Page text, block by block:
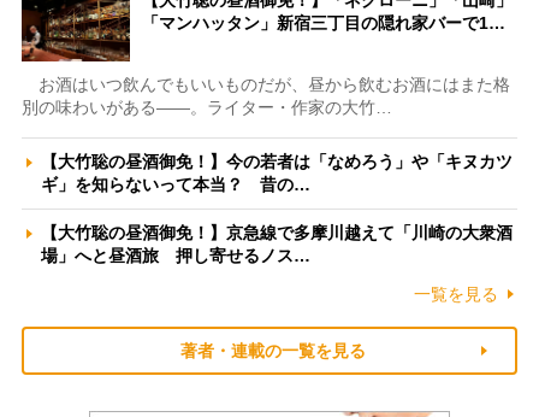
「マンハッタン」新宿三丁目の隠れ家バーで1…
お酒はいつ飲んでもいいものだが、昼から飲むお酒にはまた格
別の味わいがある――。ライター・作家の大竹…
【大竹聡の昼酒御免！】今の若者は「なめろう」や「キヌカツ
ギ」を知らないって本当？ 昔の…
【大竹聡の昼酒御免！】京急線で多摩川越えて「川崎の大衆酒
場」へと昼酒旅 押し寄せるノス…
一覧を見る
著者・連載の一覧を見る